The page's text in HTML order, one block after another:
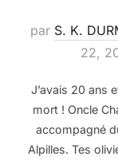
par S. K.
22,
J’avais 20 ans
mort ! Oncle
accompagné
Alpilles. Tes